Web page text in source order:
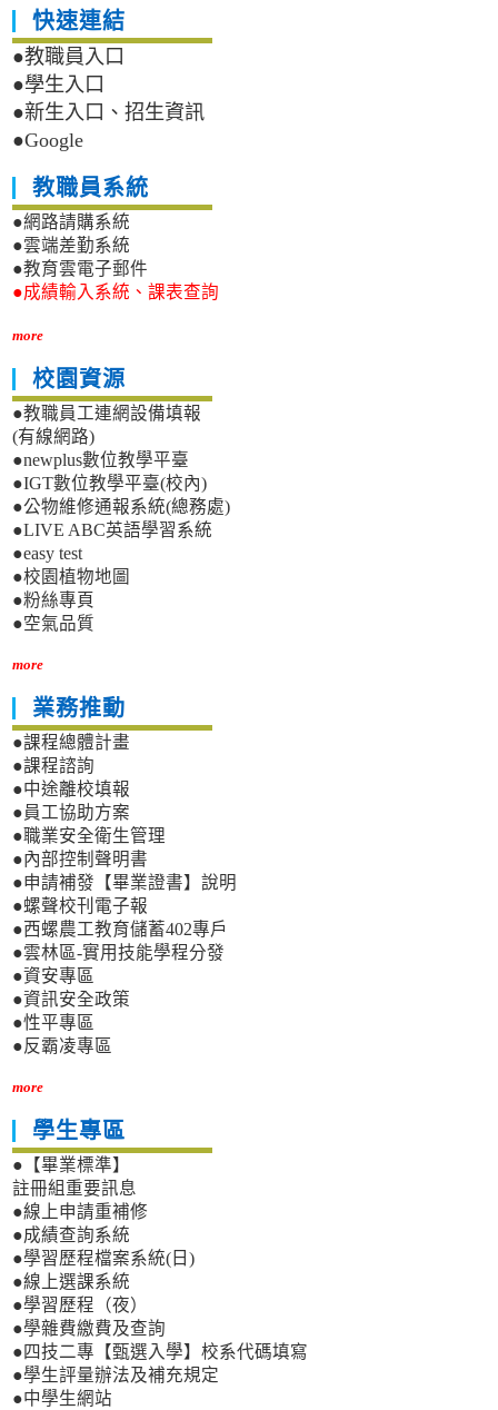
快速連結
●教職員入口
●學生入口
●新生入口、招生資訊
●Google
教職員系統
●網路請購系統
●雲端差勤系統
●教育雲電子郵件
●成績輸入系統、課表查詢
more
校園資源
●教職員工連網設備填報
(有線網路)
●newplus數位教學平臺
●IGT數位教學平臺(校內)
●公物維修通報系統(總務處)
●LIVE ABC英語學習系統
●easy test
●校園植物地圖
●粉絲專頁
●空氣品質
more
業務推動
●課程總體計畫
●課程諮詢
●中途離校填報
●員工協助方案
●職業安全衛生管理
●內部控制聲明書
●申請補發【畢業證書】說明
●螺聲校刊電子報
●西螺農工教育儲蓄402專戶
●雲林區-實用技能學程分發
●資安專區
●資訊安全政策
●性平專區
●反霸凌專區
more
學生專區
●【畢業標準】
註冊組重要訊息
●線上申請重補修
●成績查詢系統
●學習歷程檔案系統(日)
●線上選課系統
●學習歷程（夜）
●學雜費繳費及查詢
●四技二專【甄選入學】校系代碼填寫
●學生評量辦法及補充規定
●中學生網站